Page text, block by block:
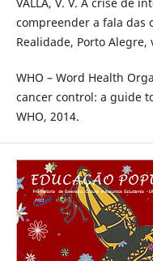
compreender a fala das
Realidade, Porto Alegre,
WHO – Word Health
cancer control: a guide
WHO, 2014.